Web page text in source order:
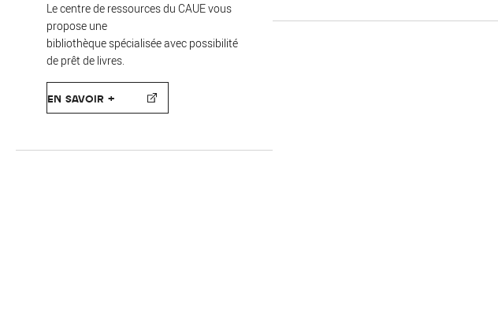
Le centre de ressources du CAUE vous
propose une
bibliothèque spécialisée avec possibilité
de prêt de livres.
EN SAVOIR +